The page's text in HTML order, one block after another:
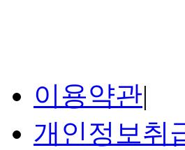
이용약관|
개인정보취